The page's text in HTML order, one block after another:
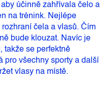
účinně zahřívala čelo a
na trénink. Nejlépe
čela a vlasů. Čím
bude klouzat. Navíc je
takže se perfektně
pro všechny sporty a další
vlasy na místě.